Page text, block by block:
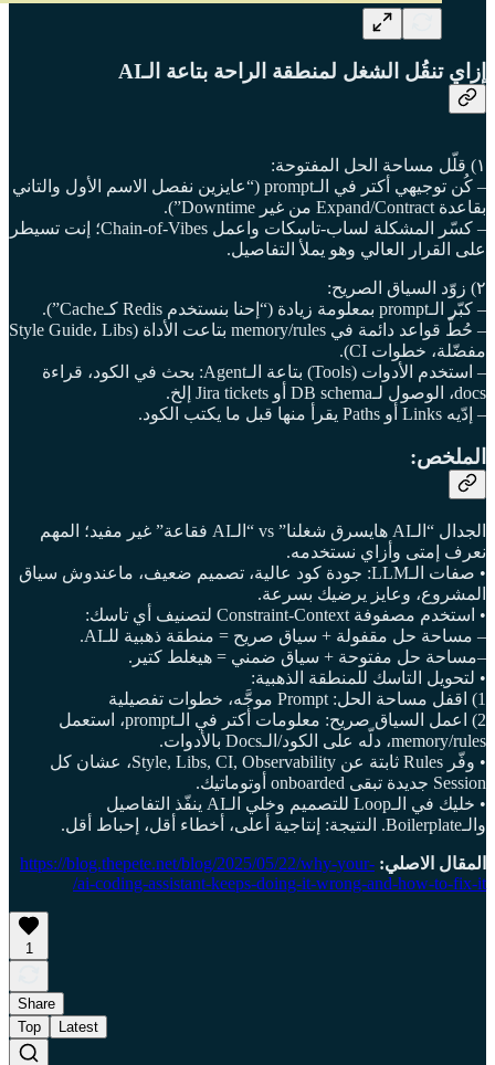
إزاي تنقُل الشغل لمنطقة الراحة بتاعة الـAI
١) قلّل مساحة الحل المفتوحة:
– كُن توجيهي أكتر في الـprompt (“عايزين نفصل الاسم الأول والتاني
بقاعدة Expand/Contract من غير Downtime”).
– كسّر المشكلة لساب-تاسكات واعمل Chain-of-Vibes؛ إنت تسيطر
على القرار العالي وهو يملأ التفاصيل.
٢) زوّد السياق الصريح:
– كبّر الـprompt بمعلومة زيادة (“إحنا بنستخدم Redis كـCache”).
– حُطّ قواعد دائمة في memory/rules بتاعت الأداة (Style Guide، Libs
مفضّلة، خطوات CI).
– استخدم الأدوات (Tools) بتاعة الـAgent: بحث في الكود، قراءة
docs، الوصول لـDB schema أو Jira tickets إلخ.
– إدّيه Links أو Paths يقرأ منها قبل ما يكتب الكود.
الملخص:
الجدال “الـAI هايسرق شغلنا” vs “الـAI فقاعة” غير مفيد؛ المهم
نعرف إمتى وأزاي نستخدمه.
• صفات الـLLM: جودة كود عالية، تصميم ضعيف، ماعندوش سياق
المشروع، وعايز يرضيك بسرعة.
• استخدم مصفوفة Constraint-Context لتصنيف أي تاسك:
– مساحة حل مقفولة + سياق صريح = منطقة ذهبية للـAI.
–مساحة حل مفتوحة + سياق ضمني = هيغلط كتير.
• لتحويل التاسك للمنطقة الذهبية:
1) اقفل مساحة الحل: Prompt موجَّه، خطوات تفصيلية
2) اعمل السياق صريح: معلومات أكتر في الـprompt، استعمل
memory/rules، دلّه على الكود/الـDocs بالأدوات.
• وفّر Rules ثابتة عن Style, Libs, CI, Observability، عشان كل
Session جديدة تبقى onboarded أوتوماتيك.
• خليك في الـLoop للتصميم وخلي الـAI ينفّذ التفاصيل
والـBoilerplate. النتيجة: إنتاجية أعلى، أخطاء أقل، إحباط أقل.
المقال الاصلي: https://blog.thepete.net/blog/2025/05/22/why-your-
ai-coding-assistant-keeps-doing-it-wrong-and-how-to-fix-it/
1
Share
Top
Latest